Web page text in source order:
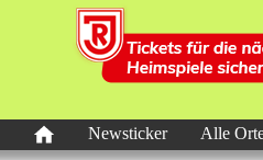
Newsticker Alle